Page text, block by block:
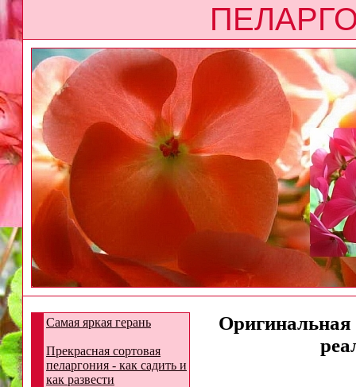
Самая яркая герань
Прекрасная сортовая
пеларгония - как садить и
как развести
Оригинальная